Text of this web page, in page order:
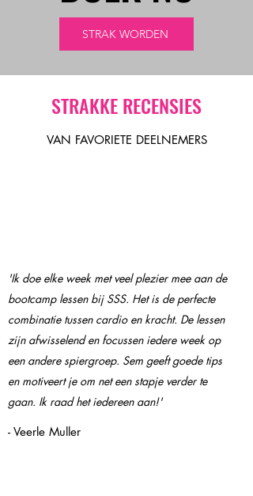
STRAK WORDEN
STRAKKE RECENSIES
VAN FAVORIETE DEELNEMERS
'Ik doe elke week met veel plezier mee aan de
bootcamp lessen bij SSS. Het is de perfecte
combinatie tussen cardio en kracht. De lessen
zijn afwisselend en focussen iedere week op
een andere spiergroep. Sem geeft goede tips
en motiveert je om net een stapje verder te
gaan. Ik raad het iedereen aan!'
- Veerle Muller